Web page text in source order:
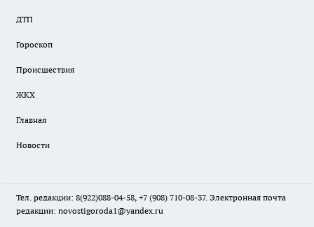
ДТП
Гороскоп
Происшествия
ЖКХ
Главная
Новости
Тел. редакции: 8(922)088-04-58, +7 (908) 710-08-37. Электронная почта
редакции: novostigoroda1@yandex.ru